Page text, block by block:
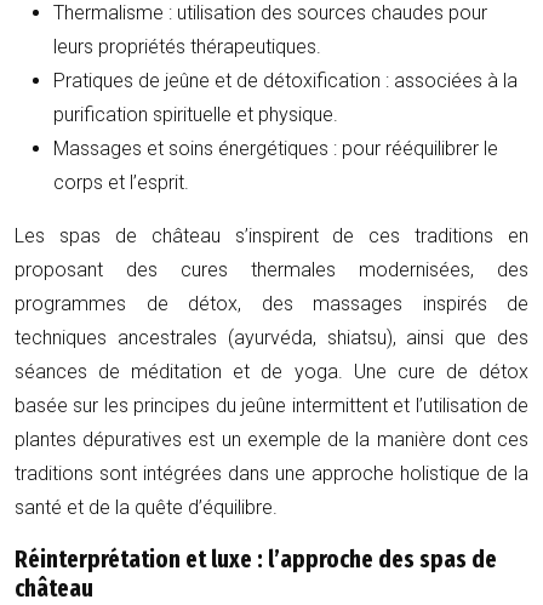
Thermalisme : utilisation des sources chaudes pour
leurs propriétés thérapeutiques.
Pratiques de jeûne et de détoxification : associées à la
purification spirituelle et physique.
Massages et soins énergétiques : pour rééquilibrer le
corps et l’esprit.
Les spas de château s’inspirent de ces traditions en
proposant des cures thermales modernisées, des
programmes de détox, des massages inspirés de
techniques ancestrales (ayurvéda, shiatsu), ainsi que des
séances de méditation et de yoga. Une cure de détox
basée sur les principes du jeûne intermittent et l’utilisation de
plantes dépuratives est un exemple de la manière dont ces
traditions sont intégrées dans une approche holistique de la
santé et de la quête d’équilibre.
Réinterprétation et luxe : l’approche des spas de
château